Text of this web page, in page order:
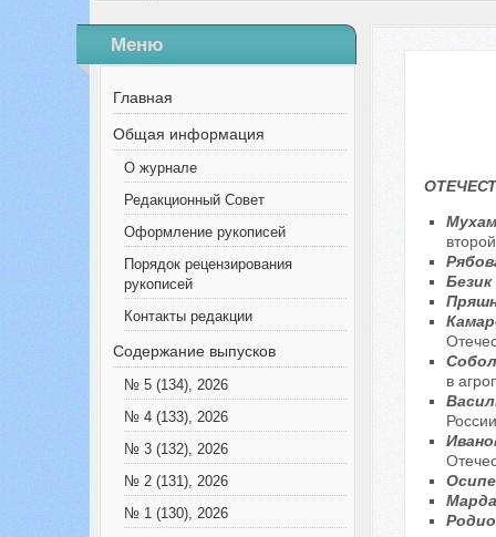
Содержание выпусков
№ 6 (63), 2020
Меню
Главная
Общая информация
О журнале
Редакционный Совет
Оформление рукописей
Порядок рецензирования
рукописей
Контакты редакции
Содержание выпусков
№ 5 (134), 2026
№ 4 (133), 2026
№ 3 (132), 2026
№ 2 (131), 2026
№ 1 (130), 2026
в
России